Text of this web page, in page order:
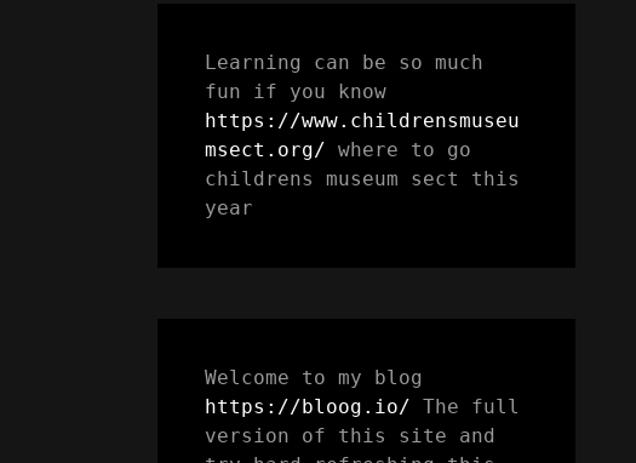
Learning can be so much
fun if you know
https://www.childrensmuseu
msect.org/ where to go
childrens museum sect this
year
https://bloog.io/ The full
version of this site and